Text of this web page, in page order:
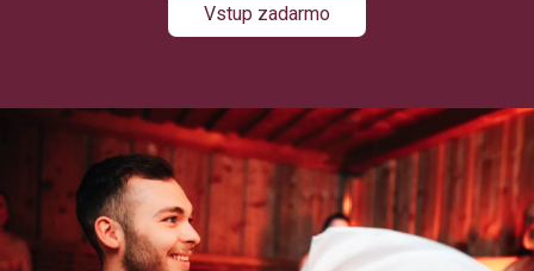
Vstup zadarmo